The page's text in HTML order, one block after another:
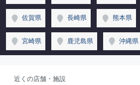
佐賀県 長崎県 熊本県
宮崎県 鹿児島県 沖縄県
近くの店舗・施設